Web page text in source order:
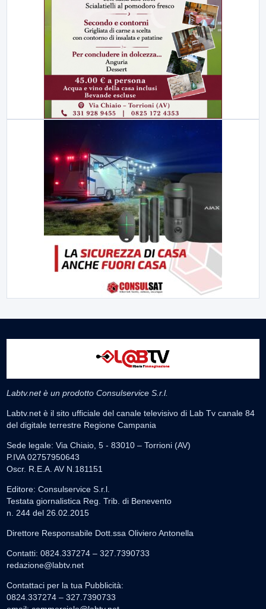
Labtv.net è un prodotto Consulservice S.r.l.
Labtv.net è il sito ufficiale del canale televisivo di Lab Tv canale 84
del digitale terrestre Regione Campania
Sede legale: Via Chiaio, 5 - 83010 – Torrioni (AV)
P.IVA 02757950643
Oscr. R.E.A. AV N.181151
Editore: Consulservice S.r.l.
Testata giornalistica Reg. Trib. di Benevento
n. 244 del 26.02.2015
Direttore Responsabile Dott.ssa Oliviero Antonella
Contatti: 0824.337274 – 327.7390733
redazione@labtv.net
Contattaci per la tua Pubblicità:
0824.337274 – 327.7390733